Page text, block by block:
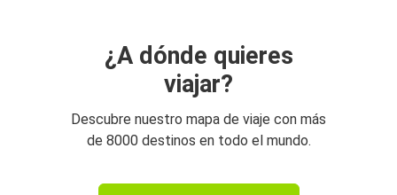
¿A dónde quieres
viajar?
Descubre nuestro mapa de viaje con más
de 8000 destinos en todo el mundo.